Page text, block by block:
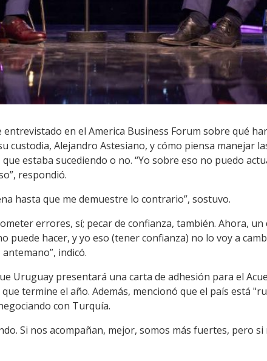
entrevistado en el America Business Forum sobre qué
custodia, Alejandro Astesiano, y cómo piensa manejar
estaba sucediendo o no. “Yo sobre eso no puedo
respondió.
hasta que me demuestre lo contrario”, sostuvo.
errores, sí; pecar de confianza, también. Ahora,
puede hacer, y yo eso (tener confianza) no lo voy a
indicó.
Uruguay presentará una carta de adhesión para el
termine el año. Además, mencionó que el país está
con Turquía.
Si nos acompañan, mejor, somos más fuertes, pero